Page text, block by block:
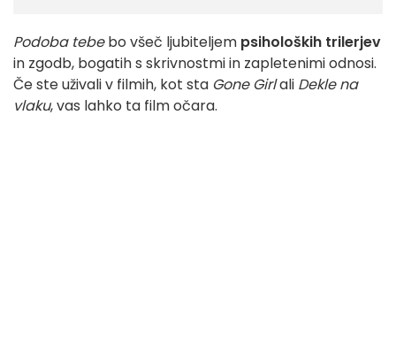
Podoba tebebo všeč ljubiteljem psiholoških trilerjev
in zgodb, bogatih s skrivnostmi in zapletenimi odnosi.
Če ste uživali v filmih, kot sta Gone Girlali Dekle na
vlaku, vas lahko ta film očara.